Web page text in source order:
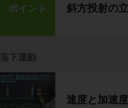
ポイント 斜方投射の
落下運動
速度と加速度